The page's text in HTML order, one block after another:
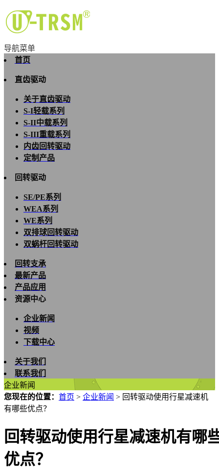
导航菜单
首页
直齿驱动
关于直齿驱动
S-I轻载系列
S-II中载系列
S-III重载系列
内齿回转驱动
定制产品
回转驱动
SE/PE系列
WEA系列
WE系列
双排球回转驱动
双蜗杆回转驱动
回转支承
最新产品
产品应用
资源中心
企业新闻
视频
下载中心
关于我们
联系我们
企业新闻
您现在的位置： 首页 > 企业新闻 > 回转驱动使用行星减速机
有哪些优点？
回转驱动使用行星减速机有哪
优点？